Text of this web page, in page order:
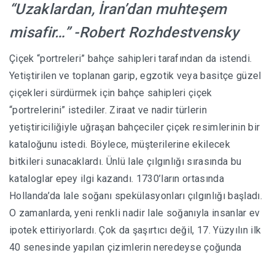
“Uzaklardan, İran’dan muhteşem
misafir…” -Robert Rozhdestvensky
Çiçek “portreleri” bahçe sahipleri tarafından da istendi.
Yetiştirilen ve toplanan garip, egzotik veya basitçe güzel
çiçekleri sürdürmek için bahçe sahipleri çiçek
“portrelerini” istediler. Ziraat ve nadir türlerin
yetiştiriciliğiyle uğraşan bahçeciler çiçek resimlerinin bir
kataloğunu istedi. Böylece, müşterilerine ekilecek
bitkileri sunacaklardı. Ünlü lale çılgınlığı sırasında bu
kataloglar epey ilgi kazandı. 1730’ların ortasında
Hollanda’da lale soğanı spekülasyonları çılgınlığı başladı.
O zamanlarda, yeni renkli nadir lale soğanıyla insanlar ev
ipotek ettiriyorlardı. Çok da şaşırtıcı değil, 17. Yüzyılın ilk
40 senesinde yapılan çizimlerin neredeyse çoğunda